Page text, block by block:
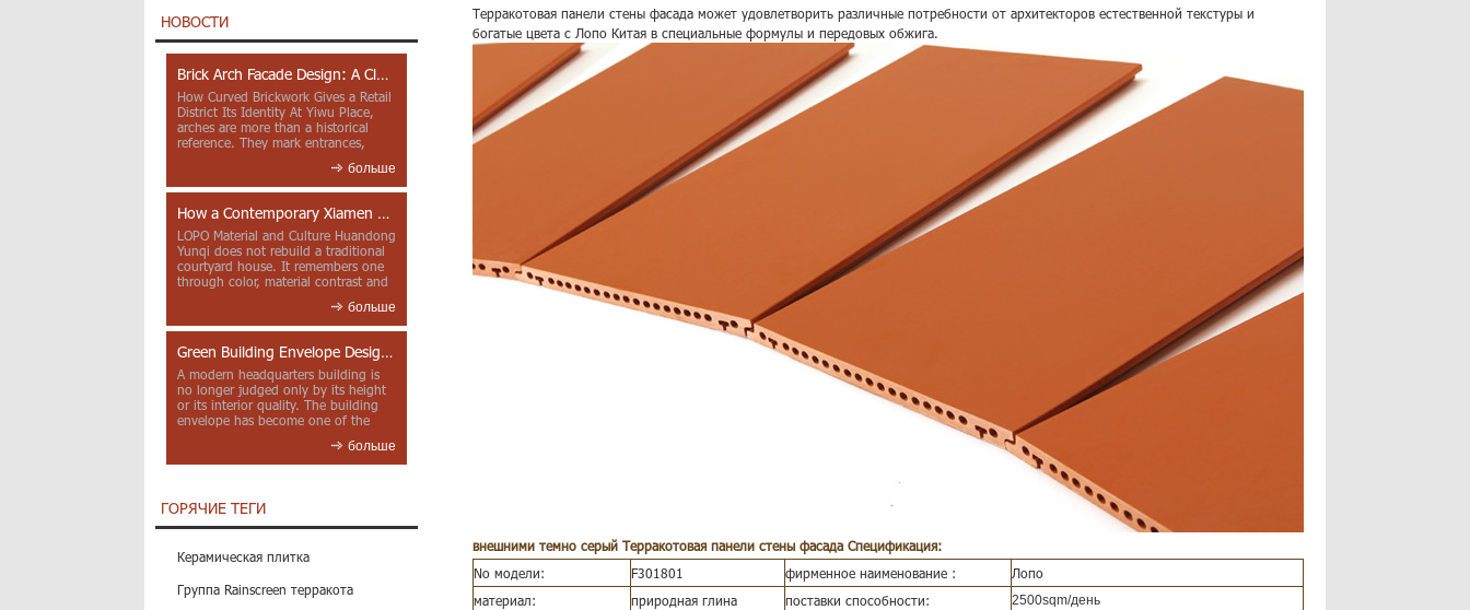
НОВОСТИ
Brick Arch Facade Design: A Closer Look at Yiwu Place
How Curved Brickwork Gives a Retail
District Its Identity At Yiwu Place,
arches are more than a historical
reference. They mark entrances,
больше
How a Contemporary Xiamen Project Reframes Minnan Red Brick
LOPO Material and Culture Huandong
Yunqi does not rebuild a traditional
courtyard house. It remembers one
through color, material contrast and
больше
Green Building Envelope Design: Clay Sunscreen Fins for Modern Headquarters Architecture
A modern headquarters building is
no longer judged only by its height
or its interior quality. The building
envelope has become one of the
больше
ГОРЯЧИЕ ТЕГИ
Керамическая плитка
Группа Rainscreen терракота
Терракотовая панели стены фасада может удовлетворить различные потребности от архитекторов естественной текстуры и
богатые цвета с Лопо Китая в специальные формулы и передовых обжига.
внешними темно серый Терракотовая панели стены фасада Спецификация:
No модели:
F301801 фирменное наименование :
Лопо
материал:
природная глина поставки способности:
2500sqm/день